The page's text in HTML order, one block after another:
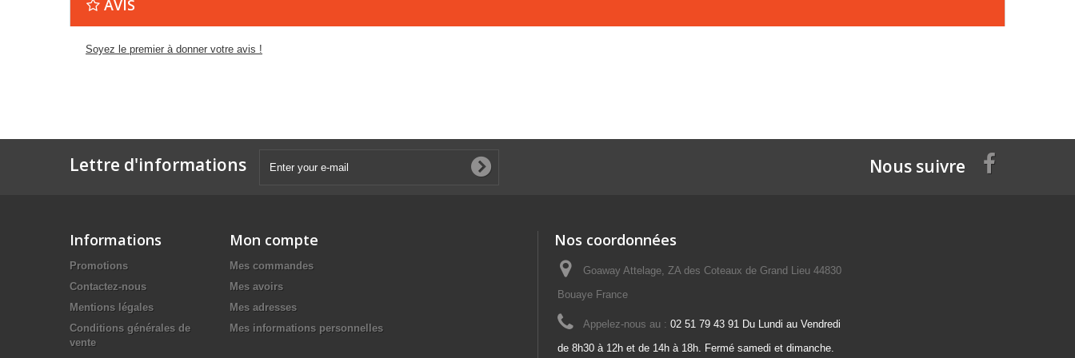
AVIS
Soyez le premier à donner votre avis !
Lettre d'informations Nous suivre
Informations
Promotions
Contactez-nous
Mentions légales
Conditions générales de
vente
Mon compte
Mes commandes
Mes avoirs
Mes adresses
Mes informations personnelles
Nos coordonnées
Goaway Attelage, ZA des Coteaux de Grand Lieu 44830
Bouaye France
Appelez-nous au : 02 51 79 43 91 Du Lundi au Vendredi
de 8h30 à 12h et de 14h à 18h. Fermé samedi et dimanche.